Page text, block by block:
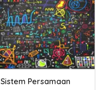
Sistem Persamaan